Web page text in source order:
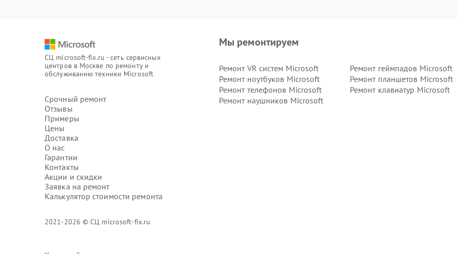
СЦ microsoft-fix.ru - сеть сервисных
центров в Москве по ремонту и
обслуживанию техники Microsoft
Срочный ремонт
Отзывы
Примеры
Цены
Доставка
О нас
Гарантии
Контакты
Акции и скидки
Заявка на ремонт
Калькулятор стоимости ремонта
2021-2026 © СЦ microsoft-fix.ru
Мы ремонтируем
Ремонт VR систем Microsoft
Ремонт геймпадов Microsoft
Ремонт ноутбуков Microsoft
Ремонт планшетов Microsoft
Ремонт телефонов Microsoft
Ремонт клавиатур Microsoft
Ремонт наушников Microsoft